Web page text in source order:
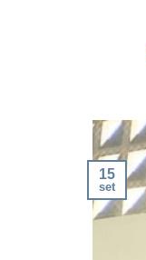
15
set